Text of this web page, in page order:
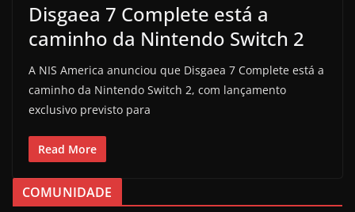
Disgaea 7 Complete está a
caminho da Nintendo Switch 2
A NIS America anunciou que Disgaea 7 Complete está a
caminho da Nintendo Switch 2, com lançamento
exclusivo previsto para
Read More
COMUNIDADE